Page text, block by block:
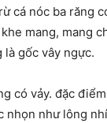
cá nóc ba răng
mang, mang
là gốc vây ngực.
có vảy. đặc
nhọn như lông